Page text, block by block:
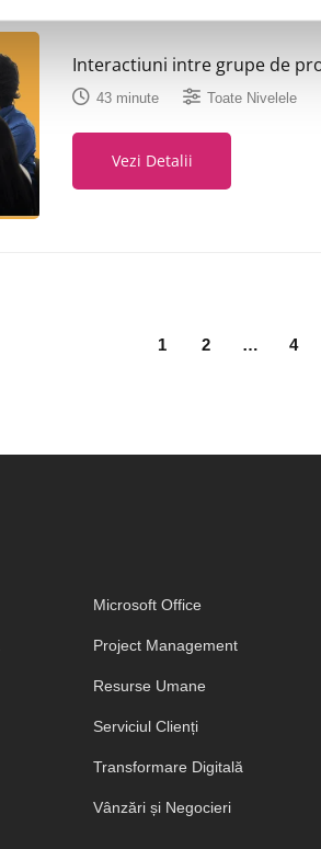
Interactiuni intre grupe de
43 minute Toate Nivelele
Vezi Detalii
1 2 … 4
Microsoft Office
Project Management
Resurse Umane
Serviciul Clienți
Transformare Digitală
Vânzări și Negocieri